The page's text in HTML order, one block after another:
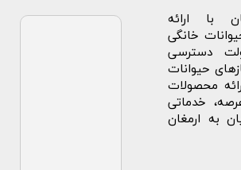
با ارائه
خانگی
دسترسی
حیوانات
محصولات
خدماتی
به ارمغان